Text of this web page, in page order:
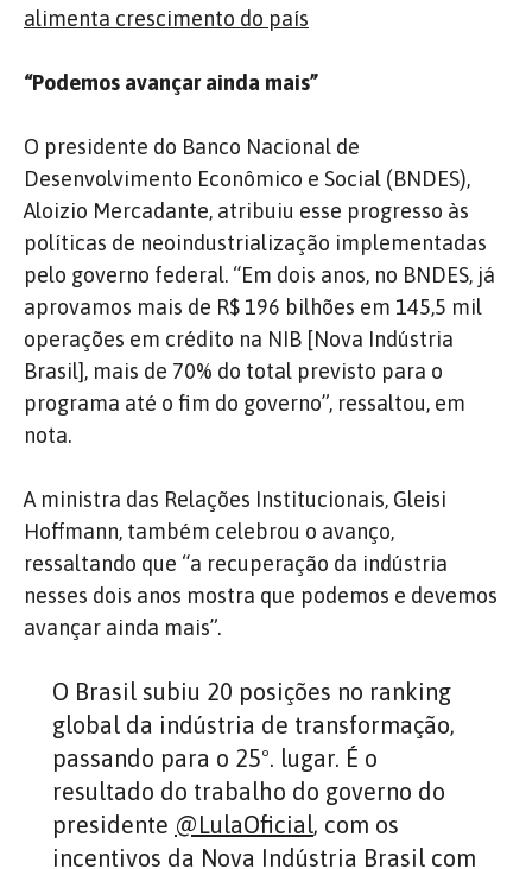
alimenta crescimento do país
“Podemos avançar ainda mais”
O presidente do Banco Nacional de
Desenvolvimento Econômico e Social (BNDES),
Aloizio Mercadante, atribuiu esse progresso às
políticas de neoindustrialização implementadas
pelo governo federal. “Em dois anos, no BNDES, já
aprovamos mais de R$ 196 bilhões em 145,5 mil
operações em crédito na NIB [Nova Indústria
Brasil], mais de 70% do total previsto para o
programa até o fim do governo”, ressaltou, em
nota.
A ministra das Relações Institucionais, Gleisi
Hoffmann, também celebrou o avanço,
ressaltando que “a recuperação da indústria
nesses dois anos mostra que podemos e devemos
avançar ainda mais”.
O Brasil subiu 20 posições no ranking
global da indústria de transformação,
passando para o 25º. lugar. É o
resultado do trabalho do governo do
presidente @LulaOficial, com os
incentivos da Nova Indústria Brasil com